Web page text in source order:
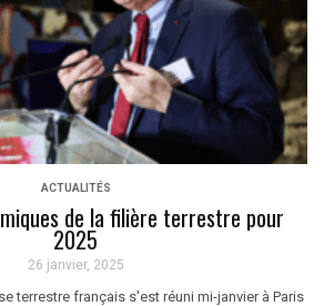
ACTUALITÉS
de la filière terrestre pour
2025
26 janvier, 2025
terrestre français s'est réuni mi-janvier à Paris